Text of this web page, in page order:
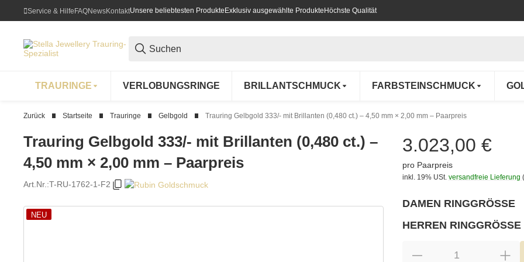
Service & HilfeFAQNewsKontaktUnsere beliebtesten Produkte Exklusiv ausgewählte Produkte Höchste Qualität
TRAURINGE VERLOBUNGSRINGE BRILLANTSCHMUCK FARBSTEINSCHMUCK
Zurück Startseite Trauringe Gelbgold Trauring Gelbgold 333/- mit Brillanten (0,480 ct.) – 4,50 mm × 2,00 mm – Paarpreis
Trauring Gelbgold 333/- mit Brillanten (0,480 ct.) –
4,50 mm × 2,00 mm – Paarpreis
Art.Nr.:T-RU-1762-1-F2
NEU
3.023,00 €
pro Paarpreis
inkl. 19% USt. versandfreie Lieferung
DAMEN RINGGRÖSSE
HERREN RINGGRÖSSE